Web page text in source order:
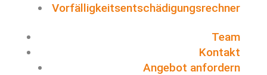
Vorfälligkeitsentschädigungsrechner
Team
Kontakt
Angebot anfordern